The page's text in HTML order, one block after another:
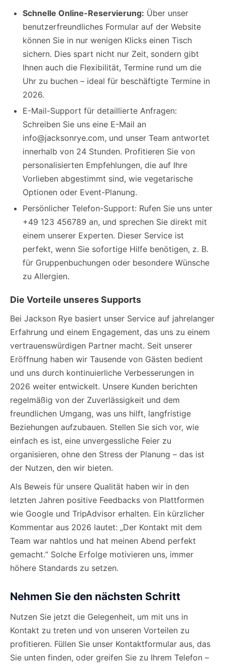
Schnelle Online-Reservierung: Über unser
benutzerfreundliches Formular auf der Website
können Sie in nur wenigen Klicks einen Tisch
sichern. Dies spart nicht nur Zeit, sondern gibt
Ihnen auch die Flexibilität, Termine rund um die
Uhr zu buchen – ideal für beschäftigte Termine in
2026.
E-Mail-Support für detaillierte Anfragen:
Schreiben Sie uns eine E-Mail an
info@jacksonrye.com, und unser Team antwortet
innerhalb von 24 Stunden. Profitieren Sie von
personalisierten Empfehlungen, die auf Ihre
Vorlieben abgestimmt sind, wie vegetarische
Optionen oder Event-Planung.
Persönlicher Telefon-Support: Rufen Sie uns unter
+49 123 456789 an, und sprechen Sie direkt mit
einem unserer Experten. Dieser Service ist
perfekt, wenn Sie sofortige Hilfe benötigen, z. B.
für Gruppenbuchungen oder besondere Wünsche
zu Allergien.
Die Vorteile unseres Supports
Bei Jackson Rye basiert unser Service auf jahrelanger
Erfahrung und einem Engagement, das uns zu einem
vertrauenswürdigen Partner macht. Seit unserer
Eröffnung haben wir Tausende von Gästen bedient
und uns durch kontinuierliche Verbesserungen in
2026 weiter entwickelt. Unsere Kunden berichten
regelmäßig von der Zuverlässigkeit und dem
freundlichen Umgang, was uns hilft, langfristige
Beziehungen aufzubauen. Stellen Sie sich vor, wie
einfach es ist, eine unvergessliche Feier zu
organisieren, ohne den Stress der Planung – das ist
der Nutzen, den wir bieten.
Als Beweis für unsere Qualität haben wir in den
letzten Jahren positive Feedbacks von Plattformen
wie Google und TripAdvisor erhalten. Ein kürzlicher
Kommentar aus 2026 lautet: „Der Kontakt mit dem
Team war nahtlos und hat meinen Abend perfekt
gemacht.“ Solche Erfolge motivieren uns, immer
höhere Standards zu setzen.
Nehmen Sie den nächsten Schritt
Nutzen Sie jetzt die Gelegenheit, um mit uns in
Kontakt zu treten und von unseren Vorteilen zu
profitieren. Füllen Sie unser Kontaktformular aus, das
Sie unten finden, oder greifen Sie zu Ihrem Telefon –